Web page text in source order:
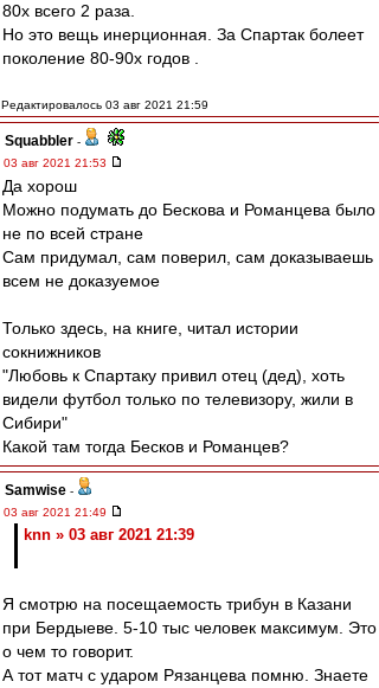
80х всего 2 раза.
Но это вещь инерционная. За Спартак болеет
поколение 80-90х годов .
Редактировалось 03 авг 2021 21:59
Squabbler -
03 авг 2021 21:53
Да хорош
Можно подумать до Бескова и Романцева было
не по всей стране
Сам придумал, сам поверил, сам доказываешь
всем не доказуемое
Только здесь, на книге, читал истории
сокнижников
"Любовь к Спартаку привил отец (дед), хоть
видели футбол только по телевизору, жили в
Сибири"
Какой там тогда Бесков и Романцев?
Samwise -
03 авг 2021 21:49
knn » 03 авг 2021 21:39
Я смотрю на посещаемость трибун в Казани
при Бердыеве. 5-10 тыс человек максимум. Это
о чем то говорит.
А тот матч с ударом Рязанцева помню. Знаете